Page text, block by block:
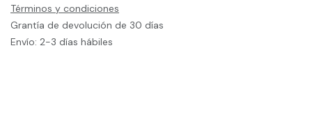
Términos y condiciones
Grantía de devolución de 30 días
Envío: 2-3 días hábiles